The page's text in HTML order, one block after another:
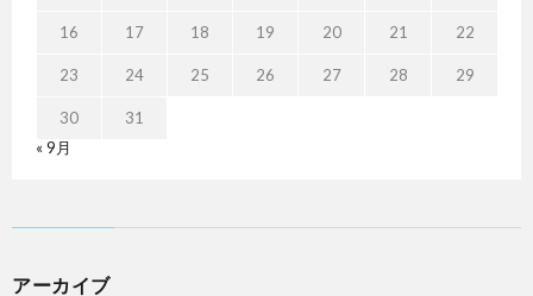
16 17 18 19 20 21 22
23 24 25 26 27 28 29
30
31
« 9月
アーカイブ